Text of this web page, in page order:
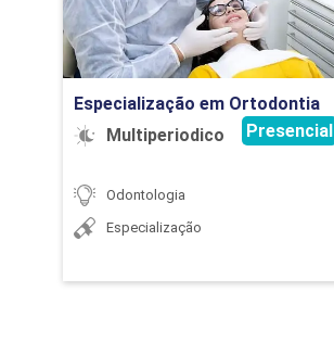
Especialização em Ortodontia
Multiperiodico
Presencial
Odontologia
Especialização
Ir para Inscrição